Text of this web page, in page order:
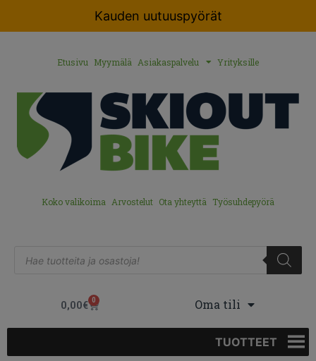
Kauden uutuuspyörät
Etusivu Myymälä Asiakaspalvelu Yrityksille
Koko valikoima Arvostelut Ota yhteyttä Työsuhdepyörä
0,00€ 0 Oma tili
TUOTTEET